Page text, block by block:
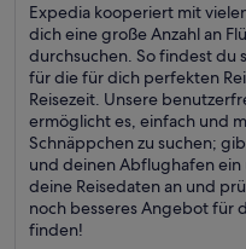
Expedia kooperiert mit
dich eine große Anzahl an
durchsuchen. So findest du
für die für dich perfekten
Reisezeit. Unsere
ermöglicht es, einfach und
Schnäppchen zu suchen;
und deinen Abflughafen ein
deine Reisedaten an und
noch besseres Angebot für
finden!